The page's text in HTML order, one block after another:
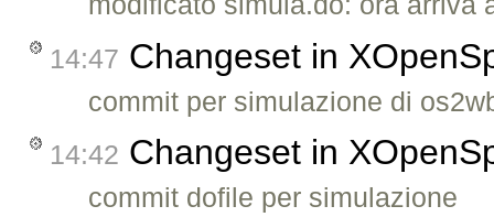
14:47 Changeset in
commit per simulazione di
14:42 Changeset in
commit dofile per simulazione